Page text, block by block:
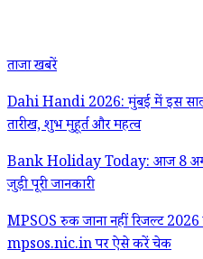
ताजा खबरें
Dahi Handi 2026: मुंबई में इस साल
तारीख, शुभ मुहूर्त और महत्व
Bank Holiday Today: आज 8
जुड़ी पूरी जानकारी
MPSOS रुक जाना नहीं रिजल्ट 2026
mpsos.nic.in पर ऐसे करें चेक